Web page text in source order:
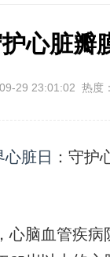
心脏瓣
29 23:01:02 热度
心脏日 ：守护
脑血管疾病